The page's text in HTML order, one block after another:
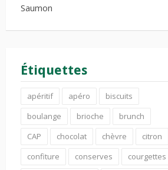
Saumon
Étiquettes
apéritif apéro
biscuits
boulange
brioche
brunch
CAP
chocolat chèvre
citron
confiture
conserves
courgettes